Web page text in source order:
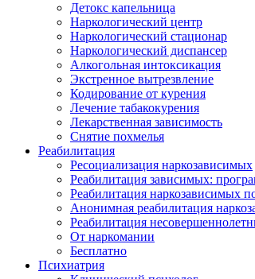
Детокс капельница
Наркологический центр
Наркологический стационар
Наркологический диспансер
Алкогольная интоксикация
Экстренное вытрезвление
Кодирование от курения
Лечение табакокурения
Лекарственная зависимость
Снятие похмелья
Реабилитация
Ресоциализация наркозависимых
Реабилитация зависимых:
Реабилитация наркозависимых
Анонимная реабилитация
Реабилитация
От наркомании
Бесплатно
Психиатрия